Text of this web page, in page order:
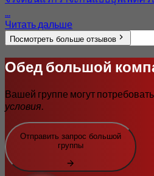
Обед большой
Вашей группе могут
условия
Отправить запрос большой